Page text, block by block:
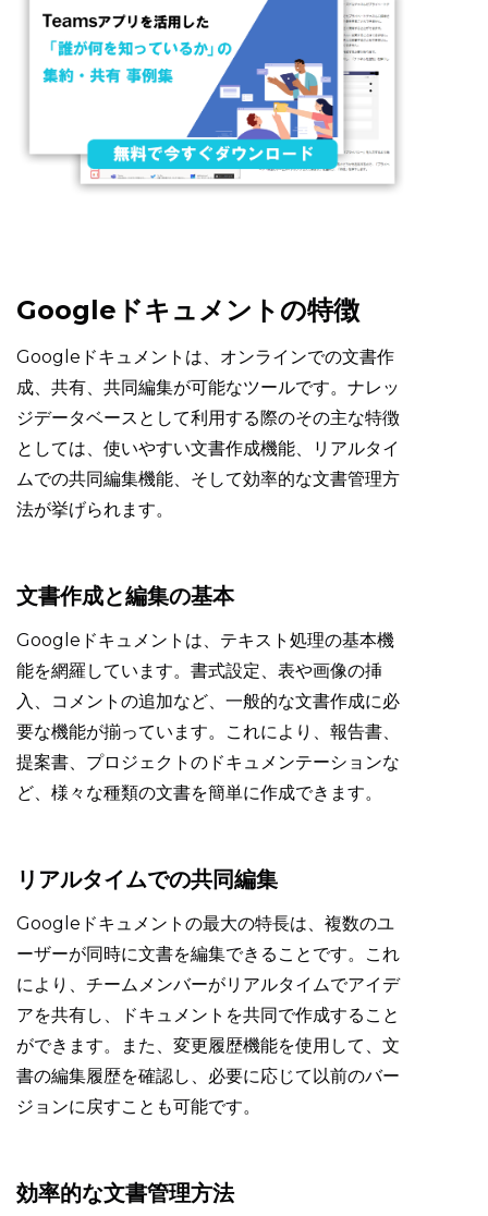
Googleドキュメントの特徴
Googleドキュメントは、オンラインでの文書作
成、共有、共同編集が可能なツールです。ナレッ
ジデータベースとして利用する際のその主な特徴
としては、使いやすい文書作成機能、リアルタイ
ムでの共同編集機能、そして効率的な文書管理方
法が挙げられます。
文書作成と編集の基本
Googleドキュメントは、テキスト処理の基本機
能を網羅しています。書式設定、表や画像の挿
入、コメントの追加など、一般的な文書作成に必
要な機能が揃っています。これにより、報告書、
提案書、プロジェクトのドキュメンテーションな
ど、様々な種類の文書を簡単に作成できます。
リアルタイムでの共同編集
Googleドキュメントの最大の特長は、複数のユ
ーザーが同時に文書を編集できることです。これ
により、チームメンバーがリアルタイムでアイデ
アを共有し、ドキュメントを共同で作成すること
ができます。また、変更履歴機能を使用して、文
書の編集履歴を確認し、必要に応じて以前のバー
ジョンに戻すことも可能です。
効率的な文書管理方法